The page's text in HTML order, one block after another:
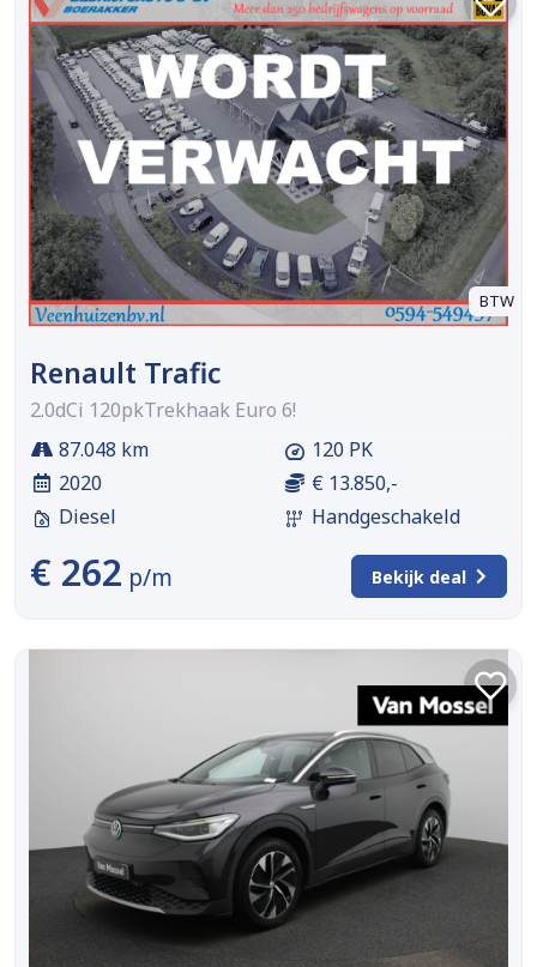
BTW
Renault Trafic
2.0dCi 120pkTrekhaak Euro 6!
87.048 km
2020
Diesel
120 PK
€ 13.850,-
Handgeschakeld
€ 262 p/m Bekijk deal